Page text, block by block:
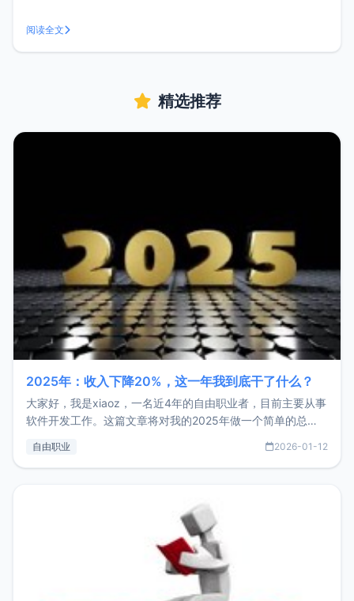
析下一个合格的SEOer需要会哪些技术。Html基础要知道为了
让网站更被搜索引擎喜欢，seoer经常会对网站的一些源文件
阅读全文
精选推荐
2025年：收入下降20%，这一年我到底干了什么？
大家好，我是xiaoz，一名近4年的自由职业者，目前主要从事
软件开发工作。这篇文章将对我的2025年做一个简单的总
收入下降20%，但却过得很充实，2026年不求突破，但求保
自由职业 2026-01-12